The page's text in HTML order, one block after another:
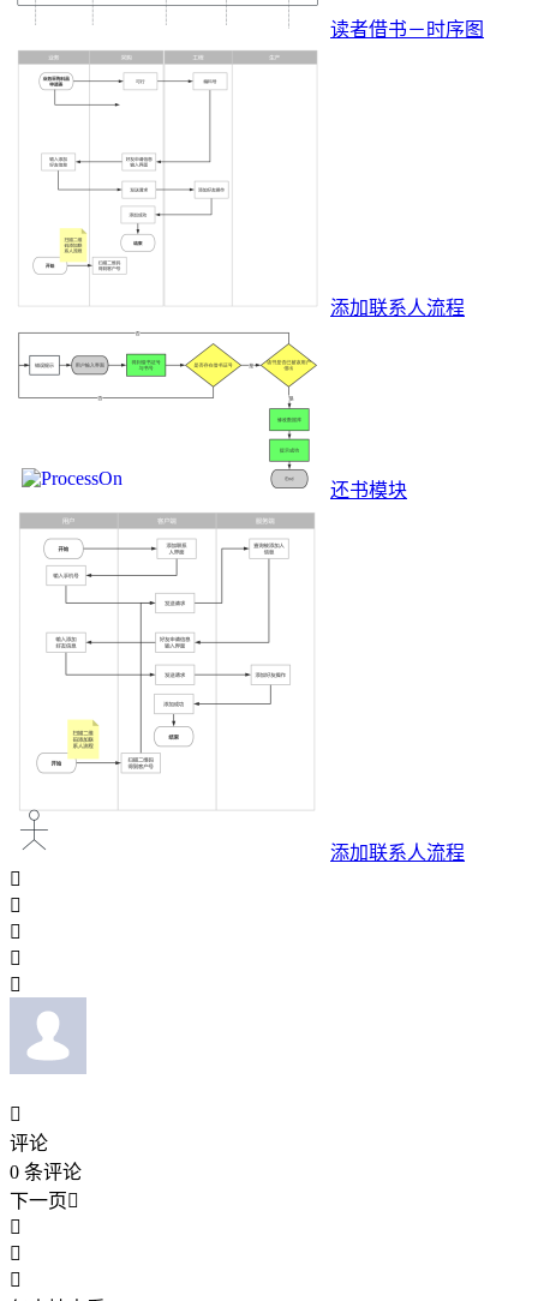
读者借书－时序图
添加联系人流程
还书模块
添加联系人流程






评论
0 条评论
下一页


